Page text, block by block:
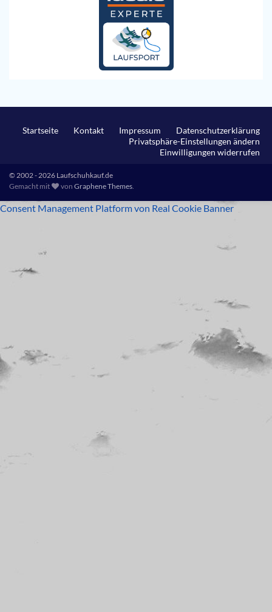
Startseite Kontakt Impressum
Datenschutzerklärung
Privatsphäre-Einstellungen ändern
Einwilligungen widerrufen
© 2002 - 2026 Laufschuhkauf.de
Gemacht mit
vonGraphene Themes.
Consent Management Platform von Real Cookie Banner